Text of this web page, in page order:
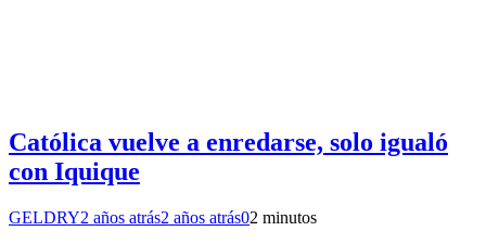
Católica vuelve a enredarse, solo igualó
con Iquique
GELDRY2 años atrás2 años atrás02 minutos